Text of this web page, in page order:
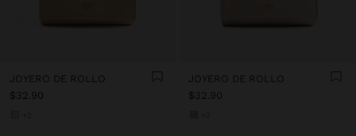
JOYERO DE ROLLO
$32.90
JOYERO DE ROLLO
$32.90